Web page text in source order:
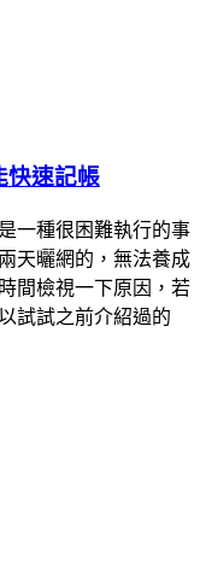
快速記帳
一種很困難執行的事
天曬網的，無法養成
間檢視一下原因，若
試試之前介紹過的